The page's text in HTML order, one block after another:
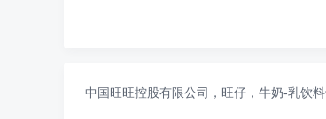
中国旺旺控股有限公司，旺仔，牛奶-乳饮